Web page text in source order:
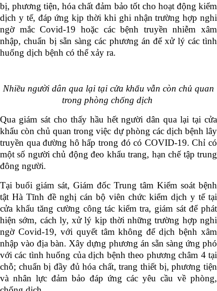
bị, phương tiện, hóa chất đảm bảo tốt cho hoạt động kiểm
dịch y tế, đáp ứng kịp thời khi ghi nhậntrường hợp nghi
ngờ mắcCovid-19 hoặc cácbệnh truyền nhiễm xâm
nhập, chuẩn bị sẵn sàng các phương án để xử lý các tình
huống dịch bệnh có thể xảy ra.
Nhiều người dân qua lại tại cửa khẩu vẫn còn chủ quan
trong phòng chống dịch
Qua giám sát cho thấy hầu hết người dân qua lại tại cửa
khẩu còn chủ quan trong việc dự phòng các dịch bệnh lây
truyền qua đường hô hấp trong đó có COVID-19. Chỉ có
một số người chủ động đeo khẩu trang, hạn chế tập trung
đông người.
Tại buổi giám sát, Giám đốc Trung tâm Kiểm soát bệnh
tật Hà Tĩnh đề nghị cán bộ viên chức kiểm dịch y tế tại
cửa khẩu tăng cường công tác kiểm tra, giám sát để phát
hiện sớm, cách ly, xử lý kịp thời những trường hợp nghi
ngờ Covid-19, với quyết tâm không để dịch bệnh xâm
nhập vào địa bàn. Xây dựng phương án sẵn sàng ứng phó
với các tình huống của dịch bệnh theo phương châm 4 tại
chỗ; chuẩn bị đầy đủ hóa chất, trang thiết bị, phương tiện
và nhân lực đảm bảo đáp ứng các yêu cầu về phòng,